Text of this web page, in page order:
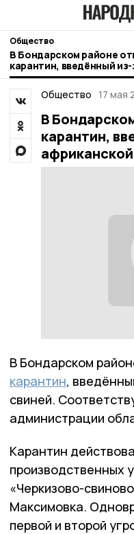
Общество
В Бондарском районе
карантин, введённый
чумы свиней
Общество 17 мая
В
карантин,
В Бондарском
карантин,
свиней.
администрации
Карантин
производственных
«Черкизово-
Максимовка.
первой и второй